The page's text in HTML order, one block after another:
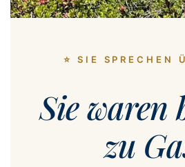
⭐ SIE SPRECHEN
Sie waren
zu